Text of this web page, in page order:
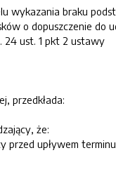
wykazania braku
o dopuszczenie do
24 ust. 1 pkt 2 ustawy
przedkłada:
że:
upływem